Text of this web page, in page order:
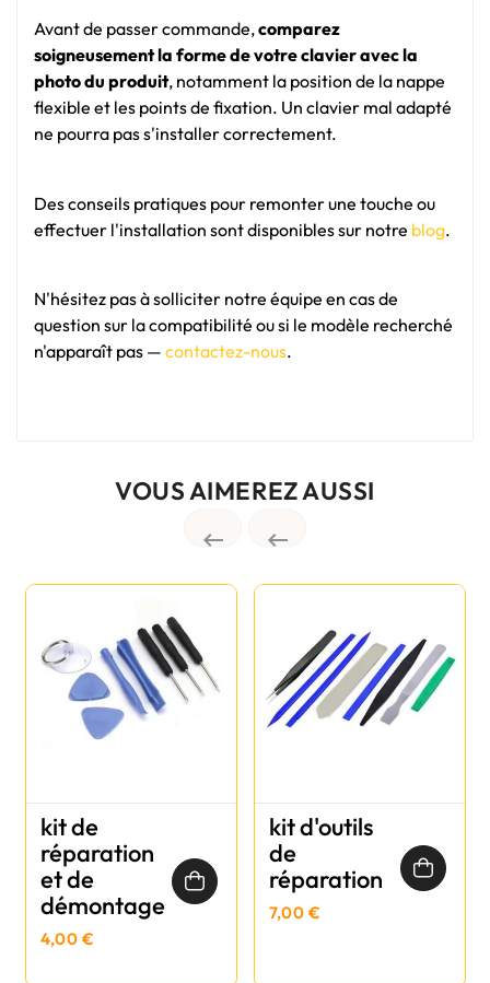
Avant de passer commande,comparez
soigneusement la forme de votre clavier avec la
photo du produit, notamment la position de la nappe
flexible et les points de fixation. Un clavier mal adapté
ne pourra pas s'installer correctement.
Des conseils pratiques pour remonter une touche ou
effectuer l'installation sont disponibles sur notre blog.
N'hésitez pas à solliciter notre équipe en cas de
question sur la compatibilité ou si le modèle recherché
n'apparaît pas — contactez-nous.
VOUS AIMEREZ AUSSI
 
kit de
réparation
et de
démontage
4,00 €
kit d'outils
de
réparation
7,00 €